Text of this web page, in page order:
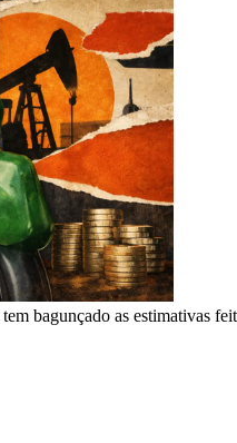
bagunçado as estimativas